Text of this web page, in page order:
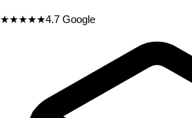
★★★★★4.7 Google